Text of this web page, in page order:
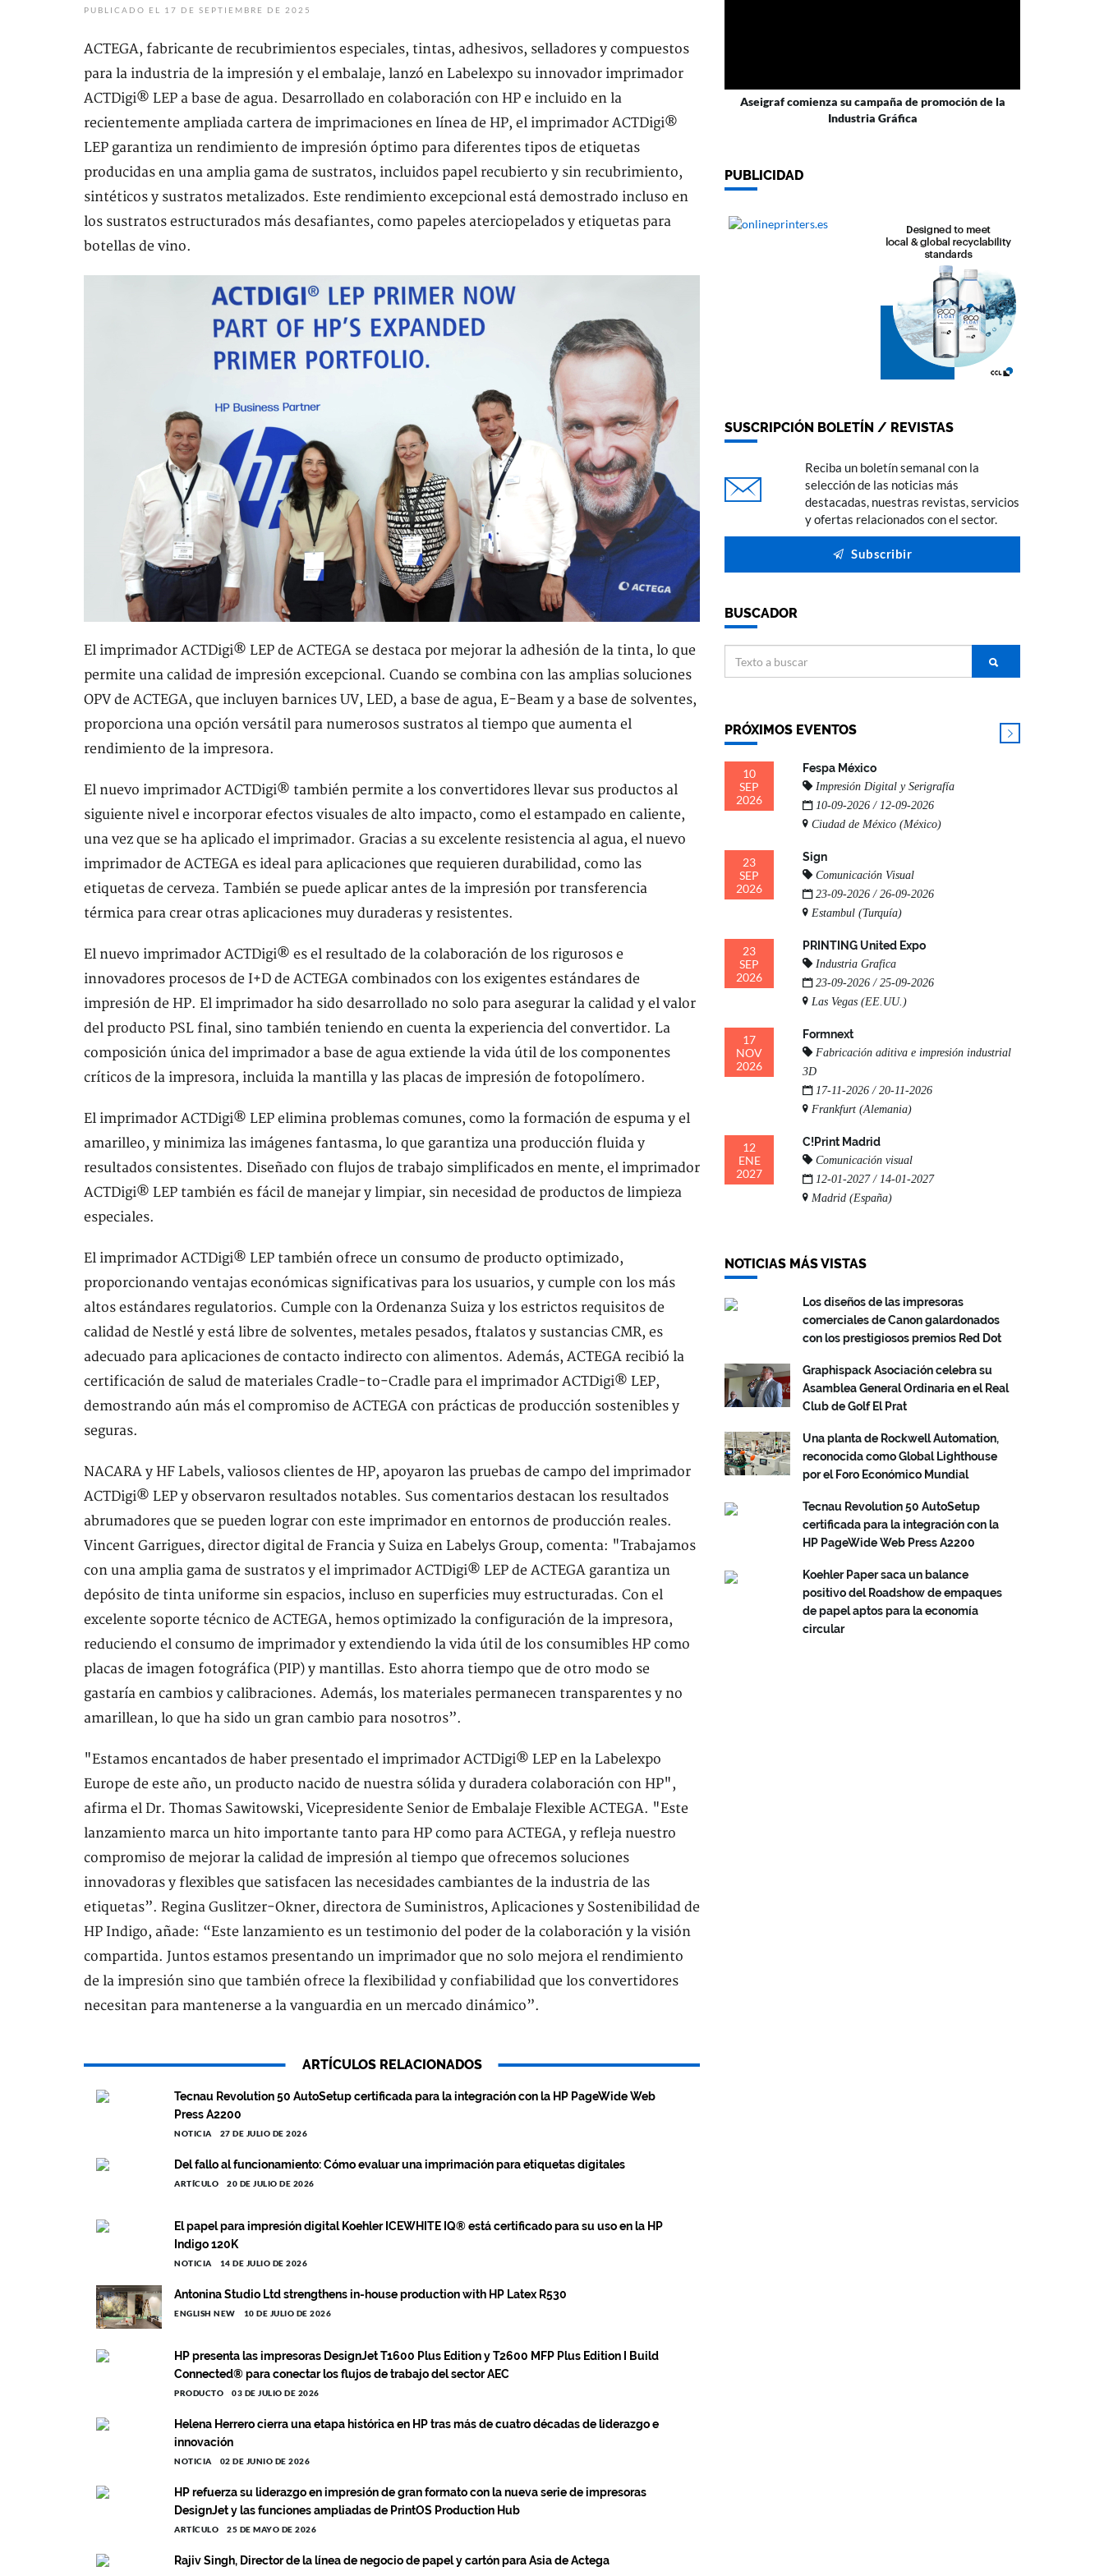
PUBLICADO EL 17 DE SEPTIEMBRE DE 2025
ACTEGA, fabricante de recubrimientos especiales, tintas, adhesivos, selladores y compuestos
para la industria de la impresión y el embalaje, lanzó en Labelexpo su innovador imprimador
ACTDigi® LEP a base de agua. Desarrollado en colaboración con HP e incluido en la
recientemente ampliada cartera de imprimaciones en línea de HP, el imprimador ACTDigi®
LEP garantiza un rendimiento de impresión óptimo para diferentes tipos de etiquetas
producidas en una amplia gama de sustratos, incluidos papel recubierto y sin recubrimiento,
sintéticos y sustratos metalizados. Este rendimiento excepcional está demostrado incluso en
los sustratos estructurados más desafiantes, como papeles aterciopelados y etiquetas para
botellas de vino.
El imprimador ACTDigi® LEP de ACTEGA se destaca por mejorar la adhesión de la tinta, lo que
permite una calidad de impresión excepcional. Cuando se combina con las amplias soluciones
OPV de ACTEGA, que incluyen barnices UV, LED, a base de agua, E-Beam y a base de solventes,
proporciona una opción versátil para numerosos sustratos al tiempo que aumenta el
rendimiento de la impresora.
El nuevo imprimador ACTDigi® también permite a los convertidores llevar sus productos al
siguiente nivel e incorporar efectos visuales de alto impacto, como el estampado en caliente,
una vez que se ha aplicado el imprimador. Gracias a su excelente resistencia al agua, el nuevo
imprimador de ACTEGA es ideal para aplicaciones que requieren durabilidad, como las
etiquetas de cerveza. También se puede aplicar antes de la impresión por transferencia
térmica para crear otras aplicaciones muy duraderas y resistentes.
El nuevo imprimador ACTDigi® es el resultado de la colaboración de los rigurosos e
innovadores procesos de I+D de ACTEGA combinados con los exigentes estándares de
impresión de HP. El imprimador ha sido desarrollado no solo para asegurar la calidad y el valor
del producto PSL final, sino también teniendo en cuenta la experiencia del convertidor. La
composición única del imprimador a base de agua extiende la vida útil de los componentes
críticos de la impresora, incluida la mantilla y las placas de impresión de fotopolímero.
El imprimador ACTDigi® LEP elimina problemas comunes, como la formación de espuma y el
amarilleo, y minimiza las imágenes fantasma, lo que garantiza una producción fluida y
resultados consistentes. Diseñado con flujos de trabajo simplificados en mente, el imprimador
ACTDigi® LEP también es fácil de manejar y limpiar, sin necesidad de productos de limpieza
especiales.
El imprimador ACTDigi® LEP también ofrece un consumo de producto optimizado,
proporcionando ventajas económicas significativas para los usuarios, y cumple con los más
altos estándares regulatorios. Cumple con la Ordenanza Suiza y los estrictos requisitos de
calidad de Nestlé y está libre de solventes, metales pesados, ftalatos y sustancias CMR, es
adecuado para aplicaciones de contacto indirecto con alimentos. Además, ACTEGA recibió la
certificación de salud de materiales Cradle-to-Cradle para el imprimador ACTDigi® LEP,
demostrando aún más el compromiso de ACTEGA con prácticas de producción sostenibles y
seguras.
NACARA y HF Labels, valiosos clientes de HP, apoyaron las pruebas de campo del imprimador
ACTDigi® LEP y observaron resultados notables. Sus comentarios destacan los resultados
abrumadores que se pueden lograr con este imprimador en entornos de producción reales.
Vincent Garrigues, director digital de Francia y Suiza en Labelys Group, comenta: "Trabajamos
con una amplia gama de sustratos y el imprimador ACTDigi® LEP de ACTEGA garantiza un
depósito de tinta uniforme sin espacios, incluso en superficies muy estructuradas. Con el
excelente soporte técnico de ACTEGA, hemos optimizado la configuración de la impresora,
reduciendo el consumo de imprimador y extendiendo la vida útil de los consumibles HP como
placas de imagen fotográfica (PIP) y mantillas. Esto ahorra tiempo que de otro modo se
gastaría en cambios y calibraciones. Además, los materiales permanecen transparentes y no
amarillean, lo que ha sido un gran cambio para nosotros”.
"Estamos encantados de haber presentado el imprimador ACTDigi® LEP en la Labelexpo
Europe de este año, un producto nacido de nuestra sólida y duradera colaboración con HP",
afirma el Dr. Thomas Sawitowski, Vicepresidente Senior de Embalaje Flexible ACTEGA. "Este
lanzamiento marca un hito importante tanto para HP como para ACTEGA, y refleja nuestro
compromiso de mejorar la calidad de impresión al tiempo que ofrecemos soluciones
innovadoras y flexibles que satisfacen las necesidades cambiantes de la industria de las
etiquetas”. Regina Guslitzer-Okner, directora de Suministros, Aplicaciones y Sostenibilidad de
HP Indigo, añade: “Este lanzamiento es un testimonio del poder de la colaboración y la visión
compartida. Juntos estamos presentando un imprimador que no solo mejora el rendimiento
de la impresión sino que también ofrece la flexibilidad y confiabilidad que los convertidores
necesitan para mantenerse a la vanguardia en un mercado dinámico”.
ARTÍCULOS RELACIONADOS
Tecnau Revolution 50 AutoSetup certificada para la integración con la HP PageWide Web
Press A2200
NOTICIA 27 DE JULIO DE 2026
Del fallo al funcionamiento: Cómo evaluar una imprimación para etiquetas digitales
ARTÍCULO 20 DE JULIO DE 2026
El papel para impresión digital Koehler ICEWHITE IQ® está certificado para su uso en la HP
Indigo 120K
NOTICIA 14 DE JULIO DE 2026
Antonina Studio Ltd strengthens in-house production with HP Latex R530
ENGLISH NEW 10 DE JULIO DE 2026
HP presenta las impresoras DesignJet T1600 Plus Edition y T2600 MFP Plus Edition I Build
Connected® para conectar los flujos de trabajo del sector AEC
PRODUCTO 03 DE JULIO DE 2026
Helena Herrero cierra una etapa histórica en HP tras más de cuatro décadas de liderazgo e
innovación
NOTICIA 02 DE JUNIO DE 2026
HP refuerza su liderazgo en impresión de gran formato con la nueva serie de impresoras
DesignJet y las funciones ampliadas de PrintOS Production Hub
ARTÍCULO 25 DE MAYO DE 2026
Rajiv Singh, Director de la línea de negocio de papel y cartón para Asia de Actega
Aseigraf comienza su campaña de promoción de la
Industria Gráfica
PUBLICIDAD
SUSCRIPCIÓN BOLETÍN / REVISTAS
Reciba un boletín semanal con la
selección de las noticias más
destacadas, nuestras revistas, servicios
y ofertas relacionados con el sector.
Subscribir
BUSCADOR
PRÓXIMOS EVENTOS
10
SEP
2026
Fespa México
Impresión Digital y Serigrafía
10-09-2026 / 12-09-2026
Ciudad de México (México)
23
SEP
2026
Sign
Comunicación Visual
23-09-2026 / 26-09-2026
Estambul (Turquía)
23
SEP
2026
PRINTING United Expo
Industria Grafica
23-09-2026 / 25-09-2026
Las Vegas (EE.UU.)
17
NOV
2026
Formnext
Fabricación aditiva e impresión industrial
3D
17-11-2026 / 20-11-2026
Frankfurt (Alemania)
12
ENE
2027
C!Print Madrid
Comunicación visual
12-01-2027 / 14-01-2027
Madrid (España)
NOTICIAS MÁS VISTAS
Los diseños de las impresoras
comerciales de Canon galardonados
con los prestigiosos premios Red Dot
Graphispack Asociación celebra su
Asamblea General Ordinaria en el Real
Club de Golf El Prat
Una planta de Rockwell Automation,
reconocida como Global Lighthouse
por el Foro Económico Mundial
Tecnau Revolution 50 AutoSetup
certificada para la integración con la
HP PageWide Web Press A2200
Koehler Paper saca un balance
positivo del Roadshow de empaques
de papel aptos para la economía
circular